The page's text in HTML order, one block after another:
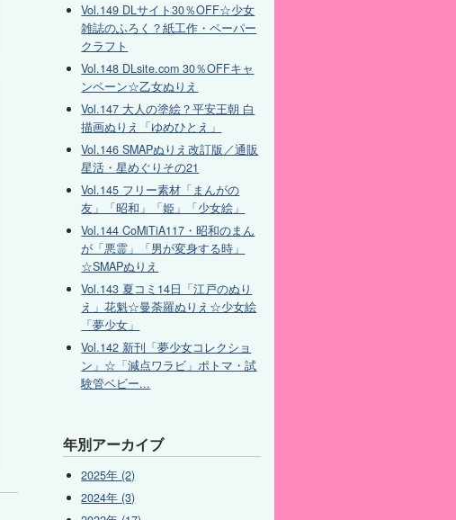
Vol.149 DLサイト30％OFF☆少女
雑誌のふろく？紙工作・ペーパー
クラフト
Vol.148 DLsite.com 30％OFFキャ
ンペーン☆乙女ぬりえ
Vol.147 大人の塗絵？平安王朝 白
描画ぬりえ「ゆめひとえ」
Vol.146 SMAPぬりえ改訂版／通販
星活・星めぐりその21
Vol.145 フリー素材「まんがの
友」「昭和」「姫」「少女絵」
Vol.144 CoMiTiA117・昭和のまん
が「悪霊」「男が変身する時」
☆SMAPぬりえ
Vol.143 夏コミ14日「江戸のぬり
え」花魁☆曼荼羅ぬりえ☆少女絵
「夢少女」
Vol.142 新刊「夢少女コレクショ
ン」☆「減点ワラビ」ポトマ・試
験管ベビー...
年別アーカイブ
2025年 (2)
2024年 (3)